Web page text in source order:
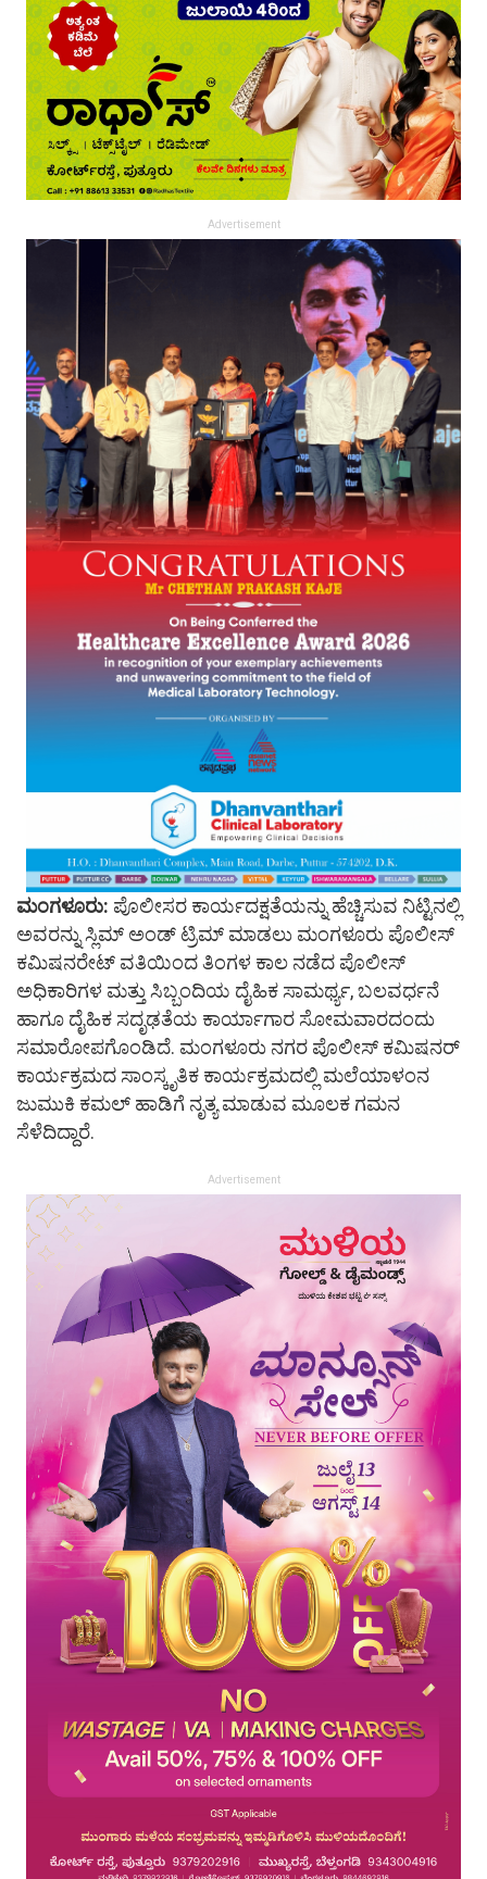
Advertisement
ಮಂಗಳೂರು: ಪೊಲೀಸರ ಕಾರ್ಯದಕ್ಷತೆಯನ್ನು ಹೆಚ್ಚಿಸುವ ನಿಟ್ಟಿನಲ್ಲಿ
ಅವರನ್ನು ಸ್ಲಿಮ್ ಅಂಡ್ ಟ್ರಿಮ್ ಮಾಡಲು ಮಂಗಳೂರು ಪೊಲೀಸ್
ಕಮಿಷನರೇಟ್ ವತಿಯಿಂದ ತಿಂಗಳ ಕಾಲ ನಡೆದ ಪೊಲೀಸ್
ಅಧಿಕಾರಿಗಳ ಮತ್ತು ಸಿಬ್ಬಂದಿಯ ದೈಹಿಕ ಸಾಮರ್ಥ್ಯ, ಬಲವರ್ಧನೆ
ಹಾಗೂ ದೈಹಿಕ ಸದೃಢತೆಯ ಕಾರ್ಯಾಗಾರ ಸೋಮವಾರದಂದು
ಸಮಾರೋಪಗೊಂಡಿದೆ. ಮಂಗಳೂರು ನಗರ ಪೊಲೀಸ್ ಕಮಿಷನರ್‌
ಕಾರ್ಯಕ್ರಮದ ಸಾಂಸ್ಕೃತಿಕ ಕಾರ್ಯಕ್ರಮದಲ್ಲಿ ಮಲೆಯಾಳಂನ
ಜುಮುಕಿ ಕಮಲ್‌ ಹಾಡಿಗೆ ನೃತ್ಯ ಮಾಡುವ ಮೂಲಕ ಗಮನ
ಸೆಳೆದಿದ್ದಾರೆ.
Advertisement